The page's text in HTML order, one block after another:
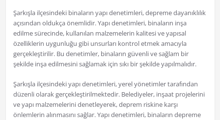
Şarkışla ilçesindeki binaların yapı denetimleri, depreme dayanıklılık
açısından oldukça önemlidir. Yapı denetimleri, binaların inşa
edilme sürecinde, kullanılan malzemelerin kalitesi ve yapısal
özelliklerin uygunluğu gibi unsurları kontrol etmek amacıyla
gerçekleştirilir. Bu denetimler, binaların güvenli ve sağlam bir
şekilde inşa edilmesini sağlamak için sıkı bir şekilde yapılmalıdır.
Şarkışla ilçesindeki yapı denetimleri, yerel yönetimler tarafından
düzenli olarak gerçekleştirilmektedir. Belediyeler, inşaat projelerini
ve yapı malzemelerini denetleyerek, deprem riskine karşı
önlemlerin alınmasını sağlar. Yapı denetimleri, binaların depreme